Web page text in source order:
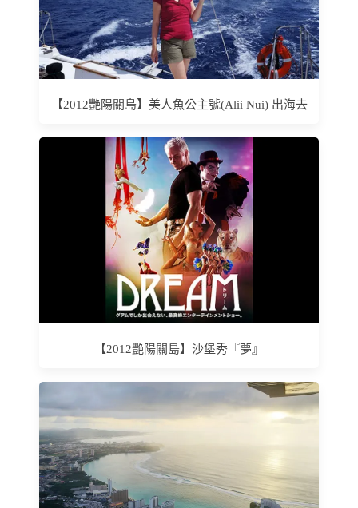
【2012艷陽關島】美人魚公主號(Alii Nui) 出海去
【2012艷陽關島】沙堡秀『夢』